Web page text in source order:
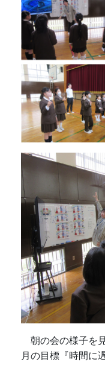
朝の会の様子を
月の目標『時間に